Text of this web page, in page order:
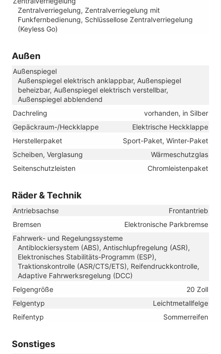
Zentralverriegelung, Zentralverriegelung mit
Funkfernbedienung, Schlüssellose Zentralverriegelung
(Keyless Go)
Außen
Außenspiegel
Außenspiegel elektrisch anklappbar, Außenspiegel
beheizbar, Außenspiegel elektrisch verstellbar,
Außenspiegel abblendend
Dachreling
vorhanden, in Silber
Gepäckraum-/Heckklappe
Elektrische Heckklappe
Herstellerpaket
Sport-Paket, Winter-Paket
Scheiben, Verglasung
Wärmeschutzglas
Seitenschutzleisten
Chromleistenpaket
Räder & Technik
Antriebsachse
Frontantrieb
Bremsen
Elektronische Parkbremse
Fahrwerk- und Regelungssysteme
Antiblockiersystem (ABS), Antischlupfregelung (ASR),
Elektronisches Stabilitäts-Programm (ESP),
Traktionskontrolle (ASR/CTS/ETS), Reifendruckkontrolle,
Adaptive Fahrwerksregelung (DCC)
Felgengröße
20 Zoll
Felgentyp
Leichtmetallfelge
Reifentyp
Sommerreifen
Sonstiges